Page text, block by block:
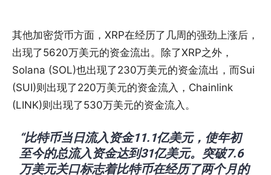
其他加密货币方面，XRP在经历了几周的强劲上涨后，
出现了5620万美元的资金流出。除了XRP之外，
Solana (SOL)也出现了230万美元的资金流出，而Sui
(SUI)则出现了220万美元的资金流入，Chainlink
(LINK)则出现了530万美元的资金流入。
“比特币当日流入资金11.1亿美元，使年初
至今的总流入资金达到31亿美元。突破7.6
万美元关口标志着比特币在经历了两个月的